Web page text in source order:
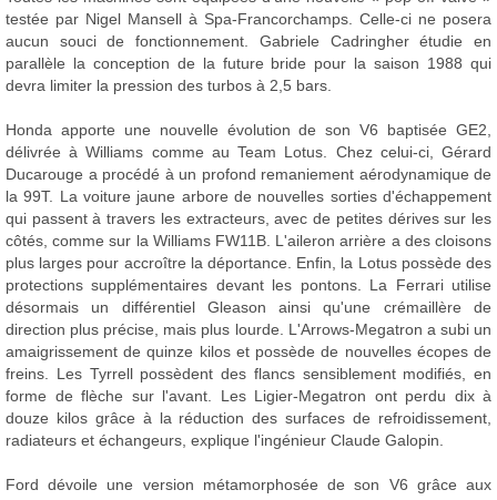
testée par Nigel Mansell à Spa-Francorchamps. Celle-ci ne posera
aucun souci de fonctionnement. Gabriele Cadringher étudie en
parallèle la conception de la future bride pour la saison 1988 qui
devra limiter la pression des turbos à 2,5 bars.
Honda apporte une nouvelle évolution de son V6 baptisée GE2,
délivrée à Williams comme au Team Lotus. Chez celui-ci, Gérard
Ducarouge a procédé à un profond remaniement aérodynamique de
la 99T. La voiture jaune arbore de nouvelles sorties d'échappement
qui passent à travers les extracteurs, avec de petites dérives sur les
côtés, comme sur la Williams FW11B. L'aileron arrière a des cloisons
plus larges pour accroître la déportance. Enfin, la Lotus possède des
protections supplémentaires devant les pontons. La Ferrari utilise
désormais un différentiel Gleason ainsi qu'une crémaillère de
direction plus précise, mais plus lourde. L'Arrows-Megatron a subi un
amaigrissement de quinze kilos et possède de nouvelles écopes de
freins. Les Tyrrell possèdent des flancs sensiblement modifiés, en
forme de flèche sur l'avant. Les Ligier-Megatron ont perdu dix à
douze kilos grâce à la réduction des surfaces de refroidissement,
radiateurs et échangeurs, explique l'ingénieur Claude Galopin.
Ford dévoile une version métamorphosée de son V6 grâce aux